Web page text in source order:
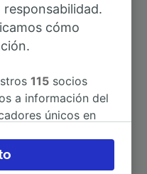
1h 28min
3h 49min
responsabilidad.
cómo
115 socios
a información del
únicos en
tus preferencias
el derecho de